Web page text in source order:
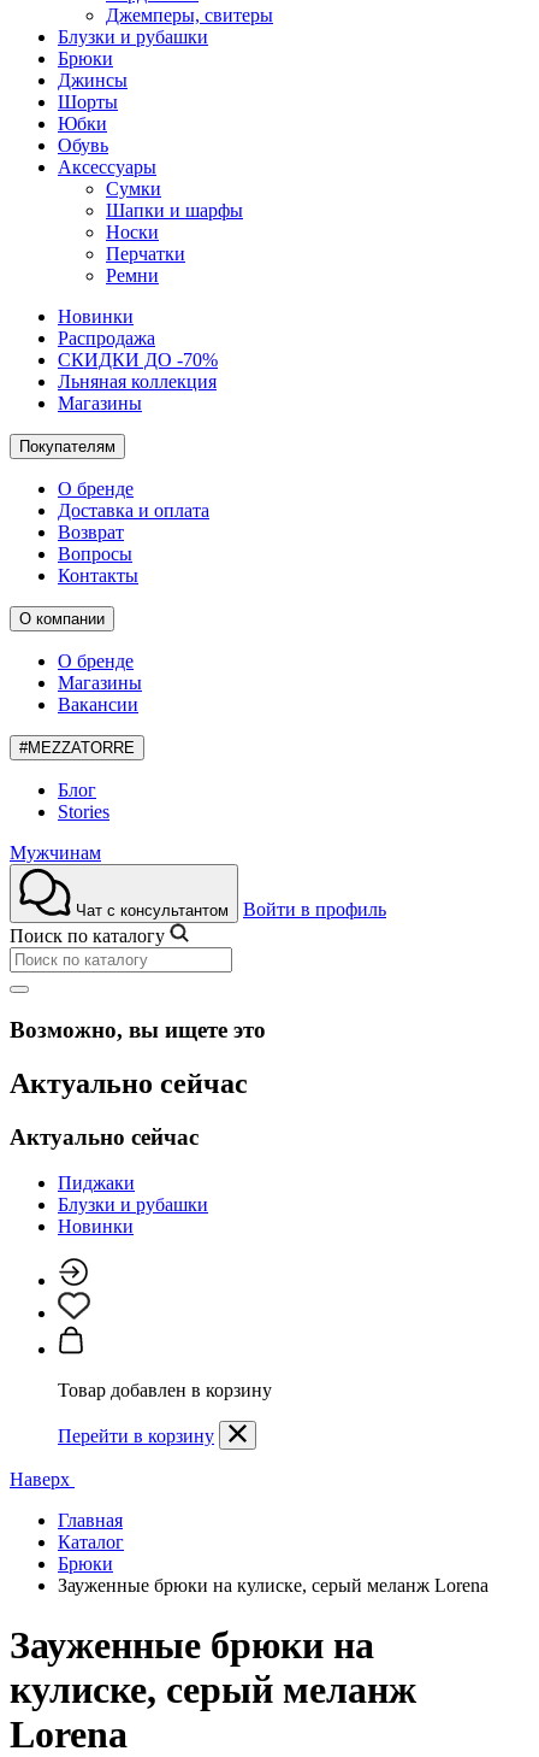
Джемперы, свитеры
Блузки и рубашки
Брюки
Джинсы
Шорты
Юбки
Обувь
Аксессуары
Сумки
Шапки и шарфы
Носки
Перчатки
Ремни
Новинки
Распродажа
СКИДКИ ДО -70%
Льняная коллекция
Магазины
Покупателям
О бренде
Доставка и оплата
Возврат
Вопросы
Контакты
О компании
О бренде
Магазины
Вакансии
#MEZZATORRE
Блог
Stories
Мужчинам
Чат с консультантом
Войти в профиль
Поиск по каталогу
Возможно, вы ищете это
Актуально сейчас
Актуально сейчас
Пиджаки
Блузки и рубашки
Новинки
Товар добавлен в корзину
Перейти в корзину
Наверх
Главная
Каталог
Брюки
Зауженные брюки на кулиске, серый меланж Lorena
Зауженные брюки на
кулиске, серый меланж
Lorena